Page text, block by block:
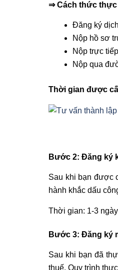
⇒ Cách thức thực
Đăng ký
Nộp hồ sơ
Nộp trực
Nộp qua
Thời gian được
Bước 2: Đăng ký
Sau khi bạn được
hành khắc dấu
Thời gian: 1-3
Bước 3: Đăng ký
Sau khi bạn đã
thuế. Quy trình